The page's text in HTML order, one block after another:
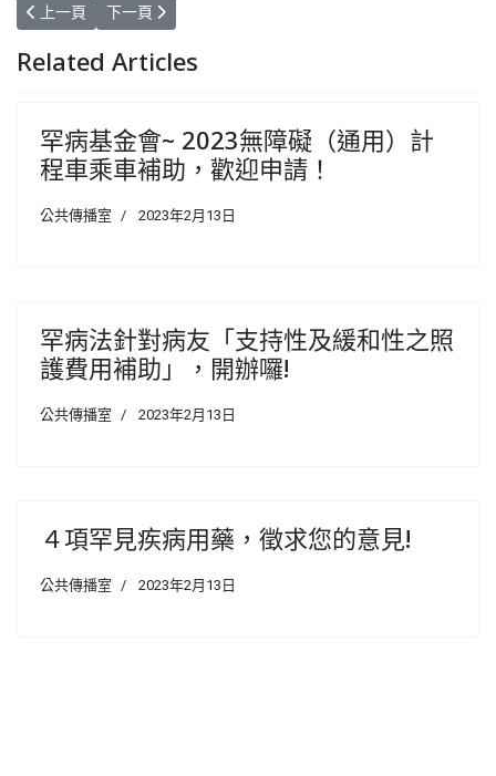
上一篇文章: 【轉知】中央健康保險署蒐集有關「OXLUMO
上一頁 下一篇文章: 【轉知】中央健康保險署蒐集有關「
下一頁
Related Articles
罕病基金會~ 2023無障礙（通用）計
程車乘車補助，歡迎申請！
公共傳播室 2023年2月13日
罕病法針對病友「支持性及緩和性之照
護費用補助」，開辦囉!
公共傳播室 2023年2月13日
４項罕見疾病用藥，徵求您的意見!
公共傳播室 2023年2月13日